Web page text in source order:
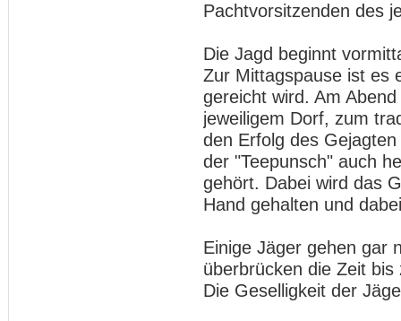
Pachtvorsitzenden des
Die Jagd beginnt
Zur Mittagspause ist es
gereicht wird. Am
jeweiligem Dorf, zum
den Erfolg des
der "Teepunsch" auch
gehört. Dabei wird das
Hand gehalten und
Einige Jäger gehen gar
überbrücken die Zeit
Die Geselligkeit der